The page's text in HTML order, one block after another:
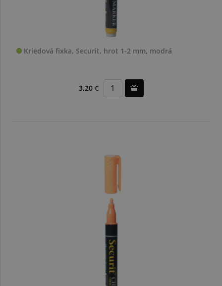
Kriedová fixka, Securit, hrot 1-2 mm, modrá
3,20 €